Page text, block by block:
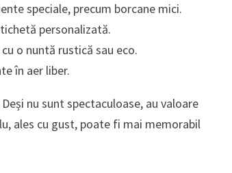
speciale, precum borcane mici.
personalizată.
o nuntă rustică sau eco.
în aer liber.
nu sunt spectaculoase, au valoare
ales cu gust, poate fi mai memorabil